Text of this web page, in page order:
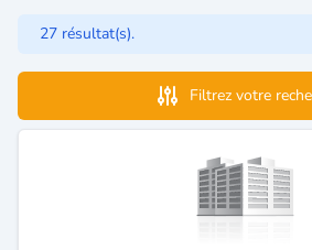
27 résultat(s).
Filtrez votre